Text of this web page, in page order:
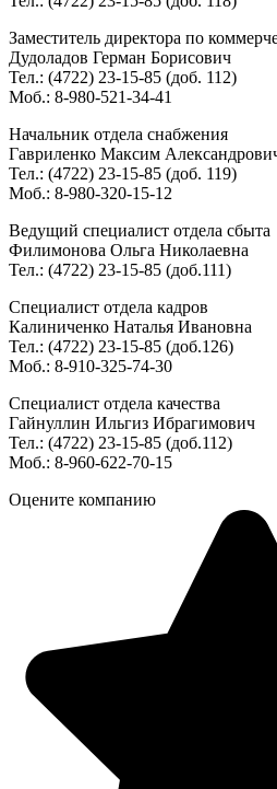
Заместитель директора по
Дудоладов Герман Борисович
Тел.: (4722) 23-15-85 (доб. 112)
Моб.: 8-980-521-34-41
Начальник отдела снабжения
Гавриленко Максим
Тел.: (4722) 23-15-85 (доб. 119)
Моб.: 8-980-320-15-12
Ведущий специалист отдела сбыта
Филимонова Ольга Николаевна
Тел.: (4722) 23-15-85 (доб.111)
Специалист отдела кадров
Калиниченко Наталья Ивановна
Тел.: (4722) 23-15-85 (доб.126)
Моб.: 8-910-325-74-30
Специалист отдела качества
Гайнуллин Ильгиз Ибрагимович
Тел.: (4722) 23-15-85 (доб.112)
Моб.: 8-960-622-70-15
Оцените компанию